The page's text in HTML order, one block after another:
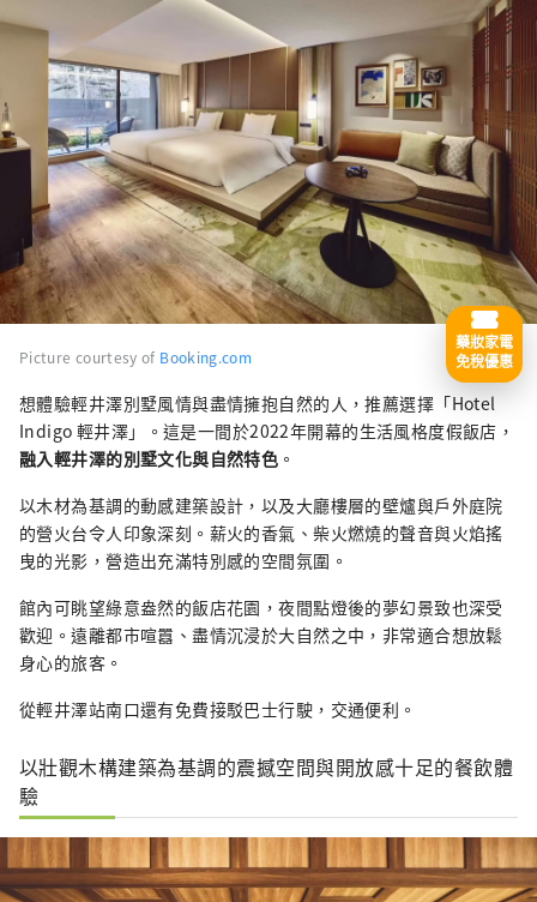
Picture courtesy of Booking.com
想體驗輕井澤別墅風情與盡情擁抱自然的人，推薦選擇「Hotel
Indigo 輕井澤」。這是一間於2022年開幕的生活風格度假飯店，
融入輕井澤的別墅文化與自然特色 。
以木材為基調的動感建築設計，以及大廳樓層的壁爐與戶外庭院
的營火台令人印象深刻。薪火的香氣、柴火燃燒的聲音與火焰搖
曳的光影，營造出充滿特別感的空間氛圍。
館內可眺望綠意盎然的飯店花園，夜間點燈後的夢幻景致也深受
歡迎。遠離都市喧囂、盡情沉浸於大自然之中，非常適合想放鬆
身心的旅客。
從輕井澤站南口還有免費接駁巴士行駛，交通便利。
以壯觀木構建築為基調的震撼空間與開放感十足的餐飲體
驗
藥妝家電
免稅優惠